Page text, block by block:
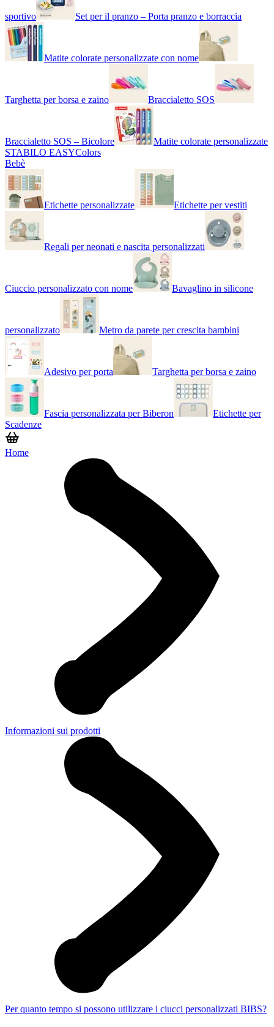
sportivo Set per il pranzo – Porta pranzo e borraccia
Matite colorate personalizzate con nome
Targhetta per borsa e zaino Braccialetto SOS
Braccialetto SOS – Bicolore
Matite colorate personalizzate
STABILO EASYColors
Bebè
Etichette personalizzate Etichette per vestiti
Regali per neonati e nascita personalizzati
Ciuccio personalizzato con nome Bavaglino in silicone
personalizzato Metro da parete per crescita bambini
Adesivo per porta Targhetta per borsa e zaino
Fascia personalizzata per Biberon
Etichette per
Scadenze
Home
Informazioni sui prodotti
Per quanto tempo si possono utilizzare i ciucci personalizzati BIBS?